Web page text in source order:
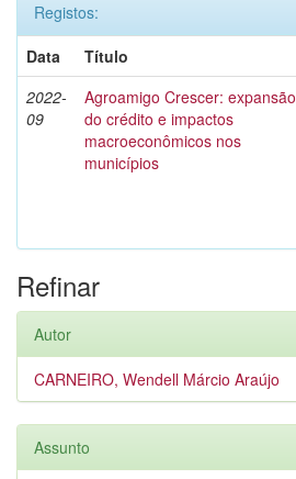
Registos:
Data
Título
2022-
09
Agroamigo Crescer: expansão
do crédito e impactos
macroeconômicos nos
municípios
Refinar
Autor
CARNEIRO, Wendell Márcio Araújo
Assunto